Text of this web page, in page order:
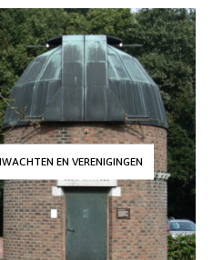
EN VERENIGINGEN